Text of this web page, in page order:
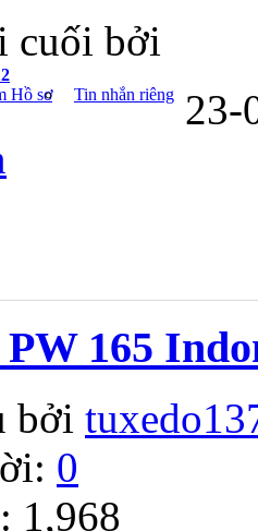
cuối bởi
Hồ sơ
Tin nhắn riêng 23-
165
bởi
0
1,968